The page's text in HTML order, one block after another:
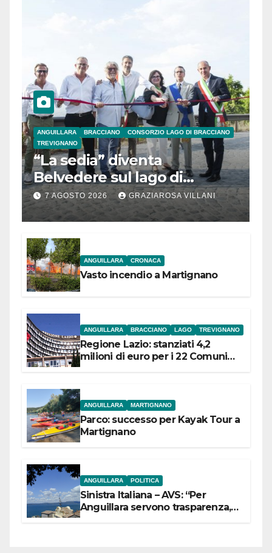
ANGUILLARA BRACCIANO
CONSORZIO LAGO DI BRACCIANO
TREVIGNANO
“La sedia” diventa
Belvedere sul lago di
Bracciano: ieri
l’inaugurazione
7 AGOSTO 2026 GRAZIAROSA VILLANI
ANGUILLARA CRONACA
Vasto incendio a Martignano
ANGUILLARA BRACCIANO LAGO TREVIGNANO
Regione Lazio: stanziati 4,2
milioni di euro per i 22 Comuni
ANGUILLARA MARTIGNANO
Parco: successo per Kayak Tour a
Martignano
ANGUILLARA POLITICA
Sinistra Italiana – AVS: “Per
Anguillara servono trasparenza,